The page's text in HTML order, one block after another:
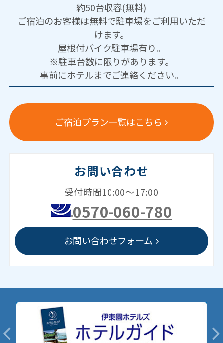
約50台収容(無料)
ご宿泊のお客様は無料で駐車場をご利用いただ
けます。
屋根付バイク駐車場有り。
※駐車台数に限りがあります。
事前にホテルまでご連絡ください。
ご宿泊プラン一覧はこちら
お問い合わせ
受付時間10:00～17:00
0570-060-780
お問い合わせフォーム